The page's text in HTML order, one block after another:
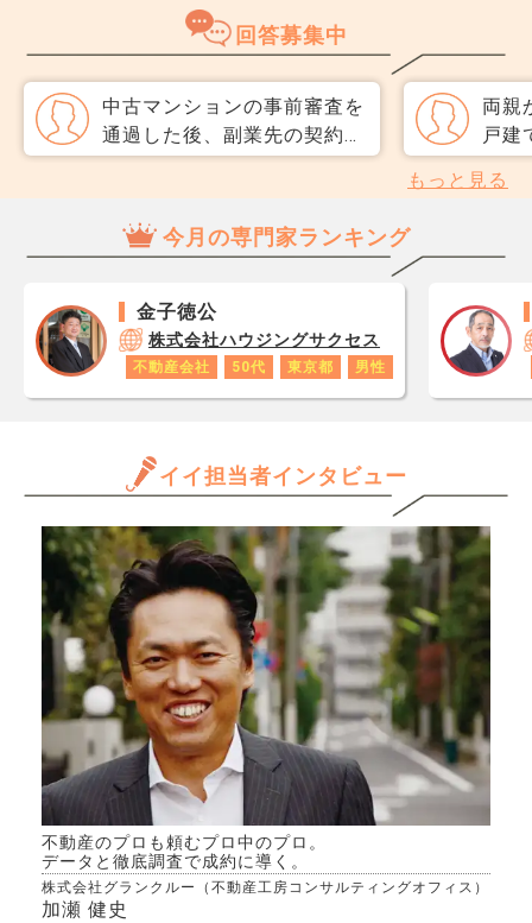
のですが、一般媒介と専任媒
介で迷っています。 窓口は
だと思うのですが、友人には
専任をおすすめされました。
それぞれメリットデメリット
直、
のか
だ、
スコ
が1
です
あり
ロで
だけ
ます
きる
か、
専門
回答募集中
中古マンションの事前審査を
通過した後、副業先の契約が
終了し、新しい副業先と契約
業は変わりませんが、副収入
を審査に含めていたため、本
なっています。 審査前後で
収入の根拠資料が変わる場
合、再審査になるものなので
両親
戸建
ます
額で
来使
りま
で需
もっと見る
今月の専門家ランキング
金子徳公
株式会社ハウジングサクセス
不動産会社 50代 東京都 男性
イイ担当者インタビュー
不動産のプロも頼むプロ中のプロ。
データと徹底調査で成約に導く。
株式会社グランクルー（不動産工房コンサルティングオフィス）
加瀬 健史